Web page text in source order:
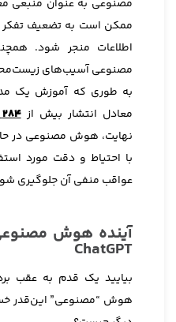
مصنوعی به عنوان منبعی
ممکن است به تضعیف تفکر
اطلاعات منجر شود.
مصنوعی آسیب‌های
به طوری که آموزش یک
معادل انتشار بیش از284 تن دی‌اکسید کربن
نهایت، هوش مصنوعی در
با احتیاط و دقت مورد
عواقب منفی آن جلوگیری
آینده هوش
ChatGPT
بیایید یک قدم به عقب
هوش “مصنوعی” این‌قدر